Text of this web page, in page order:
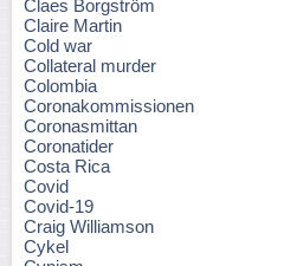
Claes Borgström
Claire Martin
Cold war
Collateral murder
Colombia
Coronakommissionen
Coronasmittan
Coronatider
Costa Rica
Covid
Covid-19
Craig Williamson
Cykel